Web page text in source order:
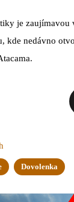
je zaujímavou
kde nedávno
Dovolenka